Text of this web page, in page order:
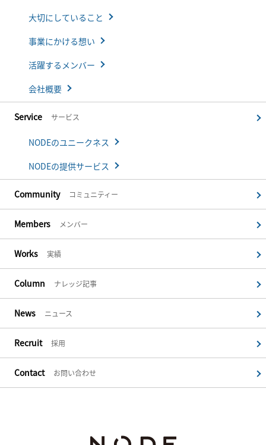
大切にしていること
事業にかける想い
活躍するメンバー
会社概要
Service サービス
NODEのユニークネス
NODEの提供サービス
Community コミュニティー
Members メンバー
Works 実績
Column ナレッジ記事
News ニュース
Recruit 採用
Contact お問い合わせ